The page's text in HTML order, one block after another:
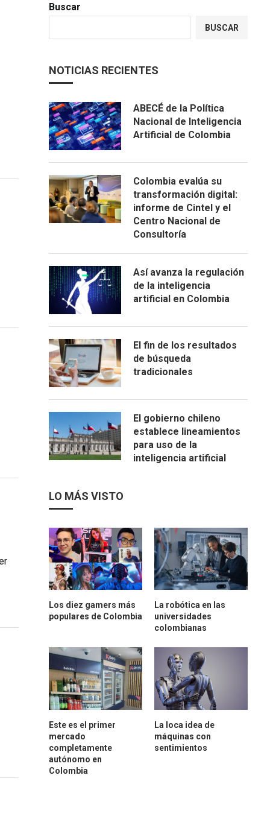
Buscar
BUSCAR
NOTICIAS RECIENTES
ABECÉ de la Política
Nacional de Inteligencia
Artificial de Colombia
Colombia evalúa su
transformación digital:
informe de Cintel y el
Centro Nacional de
Consultoría
Así avanza la regulación
de la inteligencia
artificial en Colombia
El fin de los resultados
de búsqueda
tradicionales
El gobierno chileno
establece lineamientos
para uso de la
inteligencia artificial
LO MÁS VISTO
Los diez gamers más
populares de Colombia
La robótica en las
universidades
colombianas
Este es el primer
mercado
completamente
autónomo en
Colombia
La loca idea de
máquinas con
sentimientos